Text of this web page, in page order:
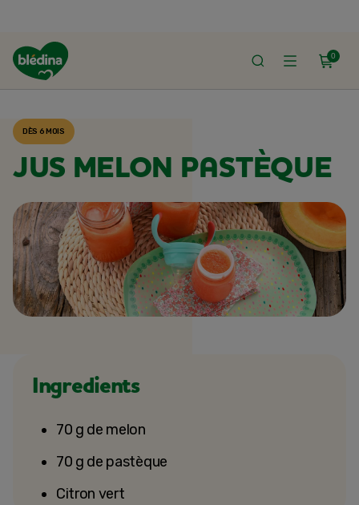
0
ACCUEIL
DÈS 6 MOIS
JUS MELON PASTÈQUE
Ingredients
70 g de melon
70 g de pastèque
Citron vert